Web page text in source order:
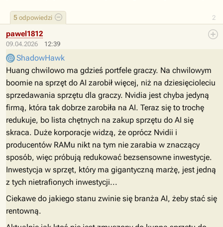
2
5 odpowiedzi
09.04.2026 12:39
pawel1812
ShadowHawk
Huang chwilowo ma gdzieś portfele graczy. Na chwilowym
boomie na sprzęt do AI zarobił więcej, niż na dziesięcioleciu
sprzedawania sprzętu dla graczy. Nvidia jest chyba jedyną
firmą, która tak dobrze zarobiła na AI. Teraz się to trochę
redukuje, bo lista chętnych na zakup sprzętu do AI się
skraca. Duże korporacje widzą, że oprócz Nvidii i
producentów RAMu nikt na tym nie zarabia w znaczący
sposób, więc próbują redukować bezsensowne inwestycje.
Inwestycja w sprzęt, który ma gigantyczną marżę, jest jedną
z tych nietrafionych inwestycji...
Ciekawe do jakiego stanu zwinie się branża AI, żeby stać się
rentowną.